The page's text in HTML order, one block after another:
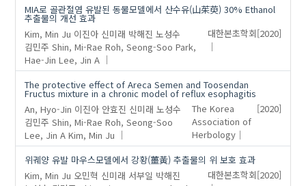
MIA로 골관절염 유발된 동물모델에서 산수유(山茱萸) 30% Ethanol
추출물의 개선 효과
Kim, Min Ju 이진아 신미래 박해진 노성수
김민주 Shin, Mi-Rae Roh, Seong-Soo Park,
Hae-Jin Lee, Jin A
대한본초학회[2020]
The protective effect of Areca Semen and Toosendan
Fructus mixture in a chronic model of reflux esophagitis
An, Hyo-Jin 이진아 안효진 신미래 노성수
김민주 Shin, Mi-Rae Roh, Seong-Soo
Lee, Jin A Kim, Min Ju
The Korea
Association of
Herbology
[2020]
위궤양 유발 마우스모델에서 강황(薑黃) 추출물의 위 보호 효과
Kim, Min Ju 오민혁 신미래 서부일 박해진
대한본초학회[2020]